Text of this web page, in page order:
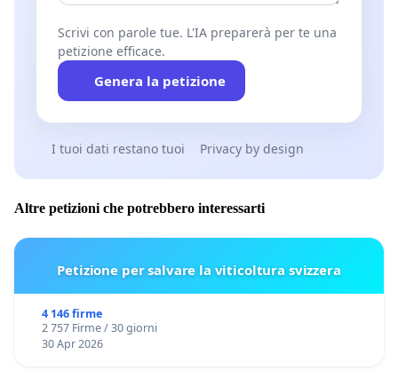
Scrivi con parole tue. L'IA preparerà per te una
petizione efficace.
Genera la petizione
I tuoi dati restano tuoi Privacy by design
Altre petizioni che potrebbero interessarti
Petizione per salvare la viticoltura svizzera
4 146 firme
2 757 Firme / 30 giorni
30 Apr 2026